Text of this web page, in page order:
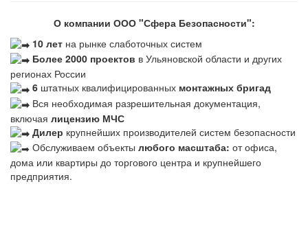
О компании ООО "Сфера Безопасности":
10 лет на рынке слаботочных систем
Более 2000 проектов в Ульяновской области и других
регионах России
6 штатных квалифицированных монтажных бригад
Вся необходимая разрешительная документация,
включая лицензию МЧС
Дилер крупнейших производителей систем безопасности
Обслуживаем объекты любого масштаба: от офиса,
дома или квартиры до торгового центра и крупнейшего
предприятия.